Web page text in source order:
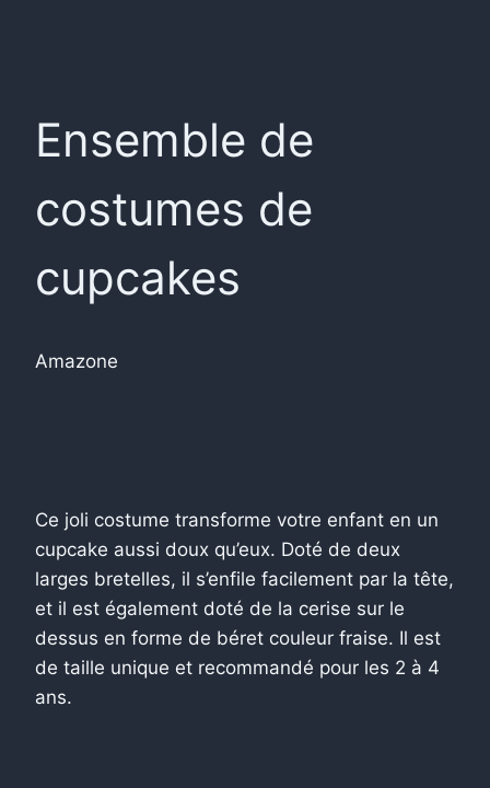
Ensemble de
costumes de
cupcakes
Amazone
Ce joli costume transforme votre enfant en un
cupcake aussi doux qu’eux. Doté de deux
larges bretelles, il s’enfile facilement par la tête,
et il est également doté de la cerise sur le
dessus en forme de béret couleur fraise. Il est
de taille unique et recommandé pour les 2 à 4
ans.